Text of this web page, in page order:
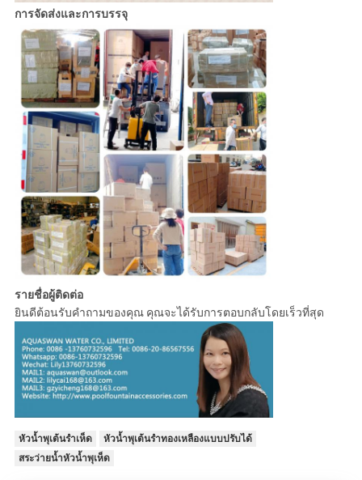
การจัดส่งและการบรรจุ
รายชื่อผู้ติดต่อ
ยินดีต้อนรับคำถามของคุณ คุณจะได้รับการตอบกลับโดยเร็วที่สุด
หัวน้ำพุเต้นรำเห็ด
หัวน้ำพุเต้นรำทองเหลืองแบบปรับได้
สระว่ายน้ำหัวน้ำพุเห็ด